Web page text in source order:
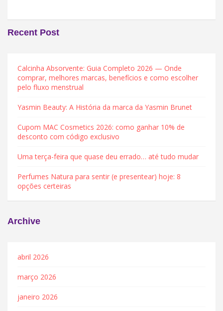
Recent Post
Calcinha Absorvente: Guia Completo 2026 — Onde
comprar, melhores marcas, benefícios e como escolher
pelo fluxo menstrual
Yasmin Beauty: A História da marca da Yasmin Brunet
Cupom MAC Cosmetics 2026: como ganhar 10% de
desconto com código exclusivo
Uma terça-feira que quase deu errado… até tudo mudar
Perfumes Natura para sentir (e presentear) hoje: 8
opções certeiras
Archive
abril 2026
março 2026
janeiro 2026